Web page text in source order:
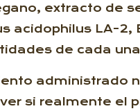
extracto de
acidophilus LA-2,
de cada
administrado
si realmente el